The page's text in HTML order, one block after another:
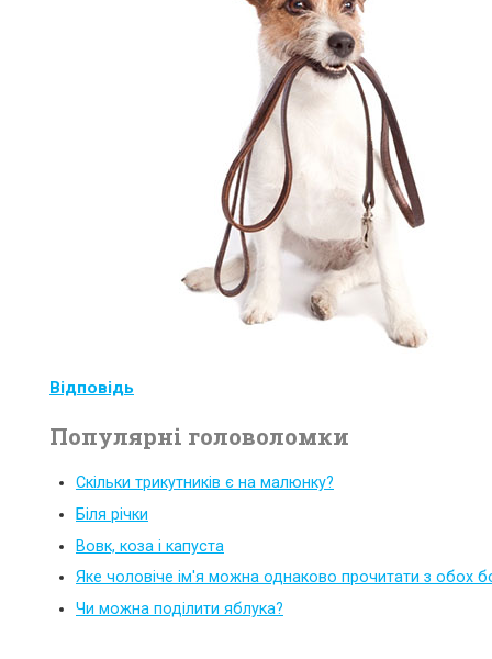
Відповідь
Популярні головоломки
Скільки трикутників є на малюнку?
Біля річки
Вовк, коза і капуста
Яке чоловіче ім'я можна однаково прочитати з обох
Чи можна поділити яблука?